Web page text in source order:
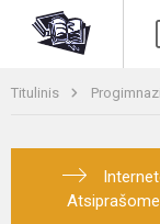
Titulinis